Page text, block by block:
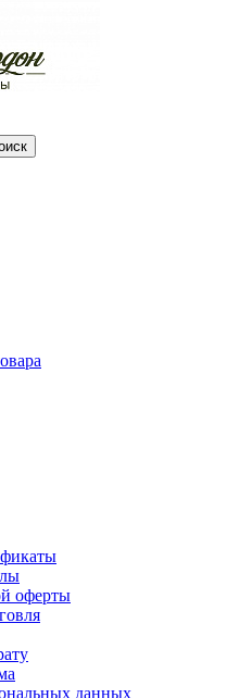
оферты
данных